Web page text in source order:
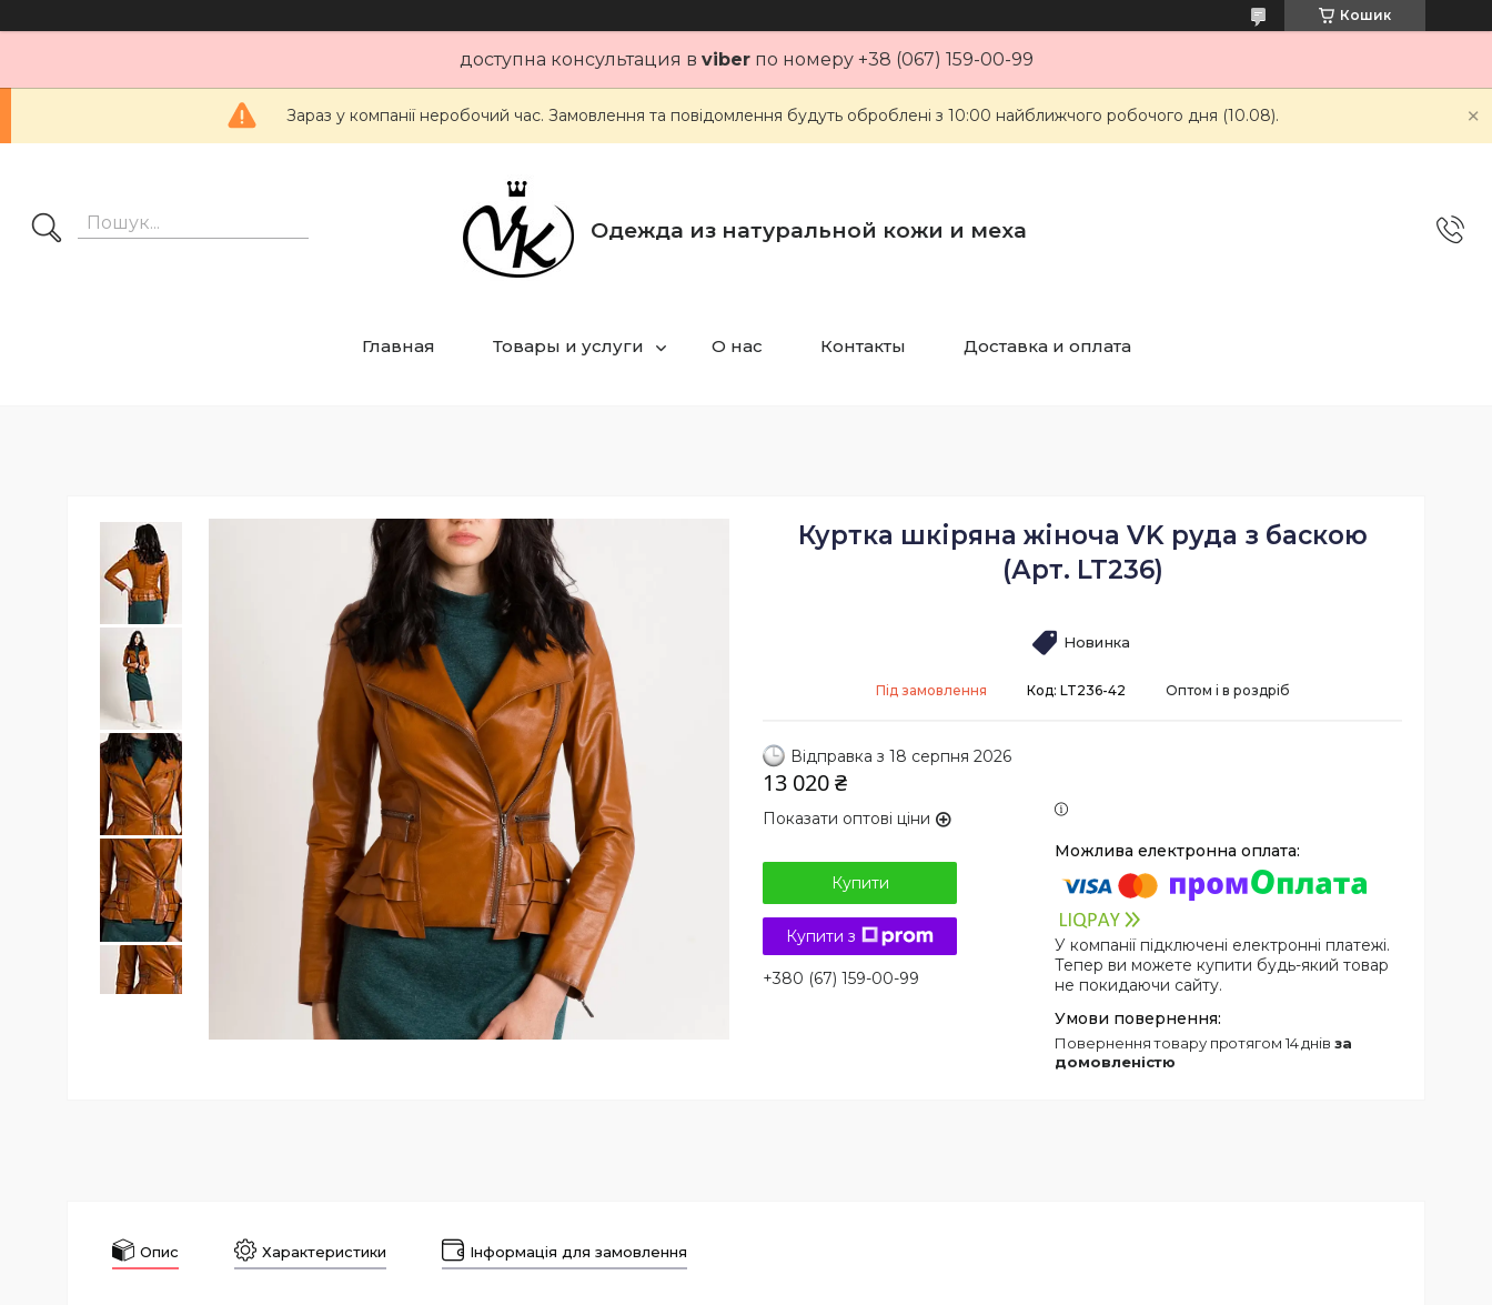
Кошик
доступна консультация в viberпо номеру +38 (067) 159-00-99
Зараз у компанії неробочий час. Замовлення та повідомлення будуть оброблені з 10:00 найближчого робочого дня (10.08).
Одежда из натуральной кожи и меха
Главная Товары и услуги О нас Контакты Доставка и оплата
Куртка шкіряна жіноча VK руда з баскою
(Арт. LT236)
Новинка
Під замовлення Оптом і в роздріб
Код: LT236-42
Відправка з 18 серпня 2026
13 020 ₴
Показати оптові ціни
Купити
Купити з
+380 (67) 159-00-99
У компанії підключені електронні платежі.
Тепер ви можете купити будь-який товар
не покидаючи сайту.
повернення товару протягом 14 днів за
домовленістю
Опис Характеристики Інформація для замовлення